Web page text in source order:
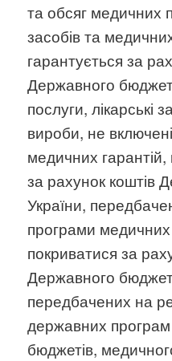
та обсяг медичних
засобів та
гарантується за
Державного
послуги, лікарські
вироби, не
медичних гарантій,
за рахунок коштів
України,
програми
покриватися за
Державного
передбачених на
державних програм
бюджетів,